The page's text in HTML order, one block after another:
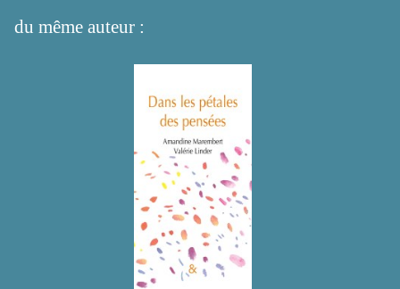
du même auteur :